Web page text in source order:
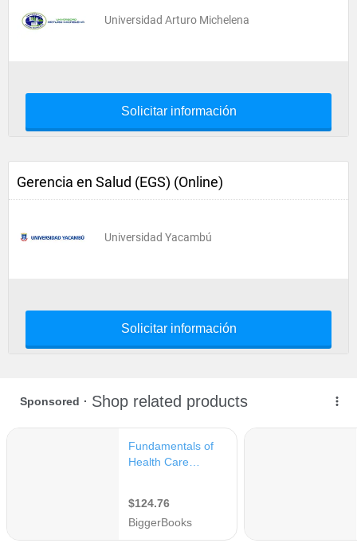
Universidad Arturo Michelena
Solicitar información
Gerencia en Salud (EGS) (Online)
Universidad Yacambú
Solicitar información